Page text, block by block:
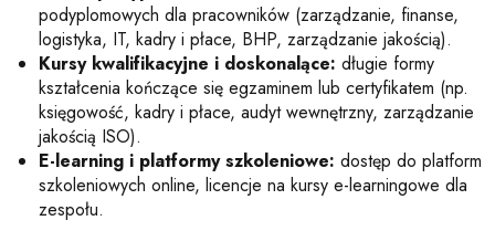
podyplomowych dla pracowników (zarządzanie, finanse,
logistyka, IT, kadry i płace, BHP, zarządzanie jakością).
Kursy kwalifikacyjne i doskonalące: długie formy
kształcenia kończące się egzaminem lub certyfikatem (np.
księgowość, kadry i płace, audyt wewnętrzny, zarządzanie
jakością ISO).
E-learning i platformy szkoleniowe: dostęp do platform
szkoleniowych online, licencje na kursy e-learningowe dla
zespołu.